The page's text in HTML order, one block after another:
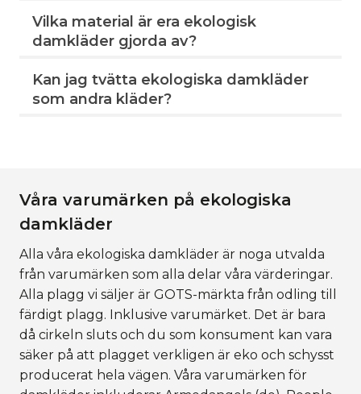
Vilka material är era ekologisk
damkläder gjorda av?
Kan jag tvätta ekologiska damkläder
som andra kläder?
Våra varumärken på ekologiska
damkläder
Alla våra ekologiska damkläder är noga utvalda
från varumärken som alla delar våra värderingar.
Alla plagg vi säljer är GOTS-märkta från odling till
färdigt plagg. Inklusive varumärket. Det är bara
då cirkeln sluts och du som konsument kan vara
säker på att plagget verkligen är eko och schysst
producerat hela vägen. Våra varumärken för